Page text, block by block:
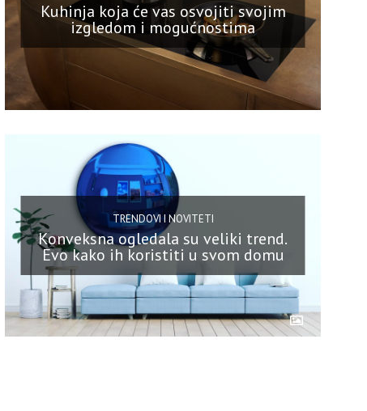
Kuhinja koja će vas osvojiti svojim
izgledom i mogućnostima
TRENDOVI I NOVITETI
Konveksna ogledala su veliki trend.
Evo kako ih koristiti u svom domu